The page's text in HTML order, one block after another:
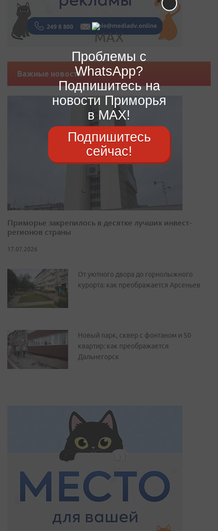
Важные новости
Приморье закрепилось в десятке лучших инвест-
регионов страны
17.07.2026
От уютного двора до горнолыжного
курорта: как преображается Арсеньев
Новый парк, сквер с фонтаном и 50
квартир: как преображается
Дальнегорск
Проблемы с
WhatsApp?
Подпишитесь на
новости Приморья
в MAX!
Подпишитесь
сейчас!